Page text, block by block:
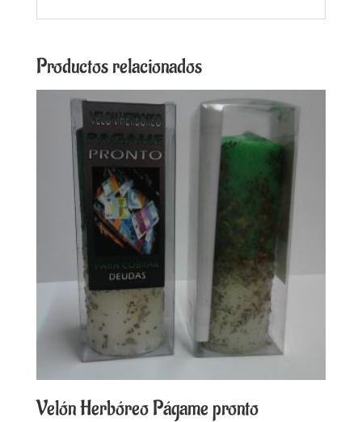
Productos relacionados
Velón Herbóreo Págame pronto